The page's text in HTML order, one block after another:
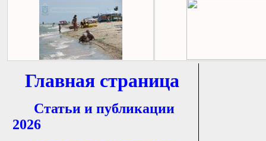
Главная страница
Статьи и публикации
2026